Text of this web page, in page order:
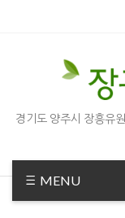
경기도 양주시 장흥유
MENU